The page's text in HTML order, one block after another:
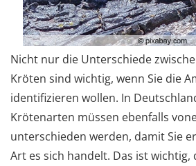
Nicht nur die Unterschiede
Kröten sind wichtig, wenn Sie die
identifizieren wollen. In
Krötenarten müssen ebenfalls
unterschieden werden, damit Sie
Art es sich handelt. Das ist wichtig,